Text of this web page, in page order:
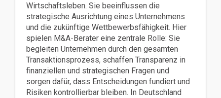
Wirtschaftsleben. Sie beeinflussen die
strategische Ausrichtung eines Unternehmens
und die zukünftige Wettbewerbsfähigkeit. Hier
spielen M&A-Berater eine zentrale Rolle: Sie
begleiten Unternehmen durch den gesamten
Transaktionsprozess, schaffen Transparenz in
finanziellen und strategischen Fragen und
sorgen dafür, dass Entscheidungen fundiert und
Risiken kontrollierbar bleiben. In Deutschland